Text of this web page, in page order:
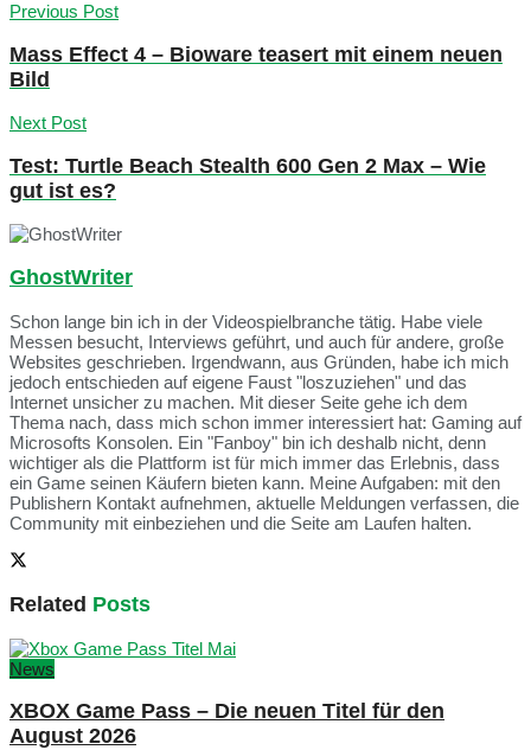
Previous Post
Mass Effect 4 – Bioware teasert mit einem neuen
Bild
Next Post
Test: Turtle Beach Stealth 600 Gen 2 Max – Wie
gut ist es?
GhostWriter
Schon lange bin ich in der Videospielbranche tätig. Habe viele
Messen besucht, Interviews geführt, und auch für andere, große
Websites geschrieben. Irgendwann, aus Gründen, habe ich mich
jedoch entschieden auf eigene Faust "loszuziehen" und das
Internet unsicher zu machen. Mit dieser Seite gehe ich dem
Thema nach, dass mich schon immer interessiert hat: Gaming auf
Microsofts Konsolen. Ein "Fanboy" bin ich deshalb nicht, denn
wichtiger als die Plattform ist für mich immer das Erlebnis, dass
ein Game seinen Käufern bieten kann. Meine Aufgaben: mit den
Publishern Kontakt aufnehmen, aktuelle Meldungen verfassen, die
Community mit einbeziehen und die Seite am Laufen halten.
Related Posts
News
XBOX Game Pass – Die neuen Titel für den
August 2026